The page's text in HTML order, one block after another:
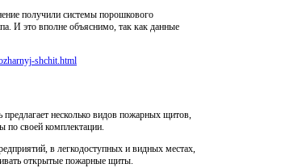
получили системы порошкового
И это вполне объяснимо, так как данные
несколько видов пожарных щитов,
по своей комплектации.
в легкодоступных и видных местах,
открытые пожарные щиты.